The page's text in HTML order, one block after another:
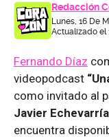
Redacción
Lunes, 16 De
Actualizado el
Fernando Díaz
videopodcast
como invitado al
Javier
encuentra